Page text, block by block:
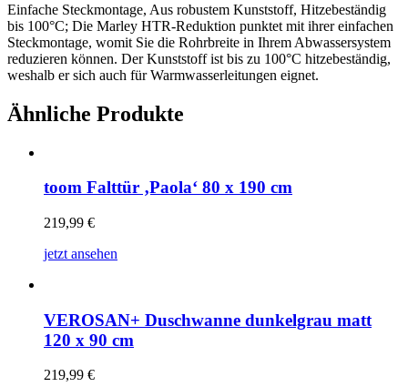
Einfache Steckmontage, Aus robustem Kunststoff, Hitzebeständig
bis 100°C; Die Marley HTR-Reduktion punktet mit ihrer einfachen
Steckmontage, womit Sie die Rohrbreite in Ihrem Abwassersystem
reduzieren können. Der Kunststoff ist bis zu 100°C hitzebeständig,
weshalb er sich auch für Warmwasserleitungen eignet.
Ähnliche Produkte
toom Falttür ‚Paola‘ 80 x 190 cm
219,99 €
jetzt ansehen
VEROSAN+ Duschwanne dunkelgrau matt
120 x 90 cm
219,99 €